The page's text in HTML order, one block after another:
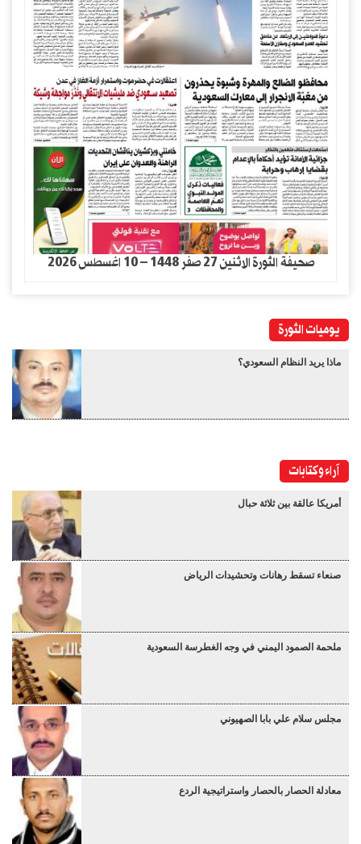
صحيفة الثورة الاثنين 27 صفر 1448 – 10 اغسطس 2026
يوميات الثورة
ماذا يريد النظام السعودي؟
آراء وكتابات
أمريكا عالقة بين ثلاثة حبال
صنعاء تسقط رهانات وتحشيدات الرياض
ملحمة الصمود اليمني في وجه الغطرسة السعودية
مجلس سلام علي بابا الصهيوني
معادلة الحصار بالحصار واستراتيجية الردع